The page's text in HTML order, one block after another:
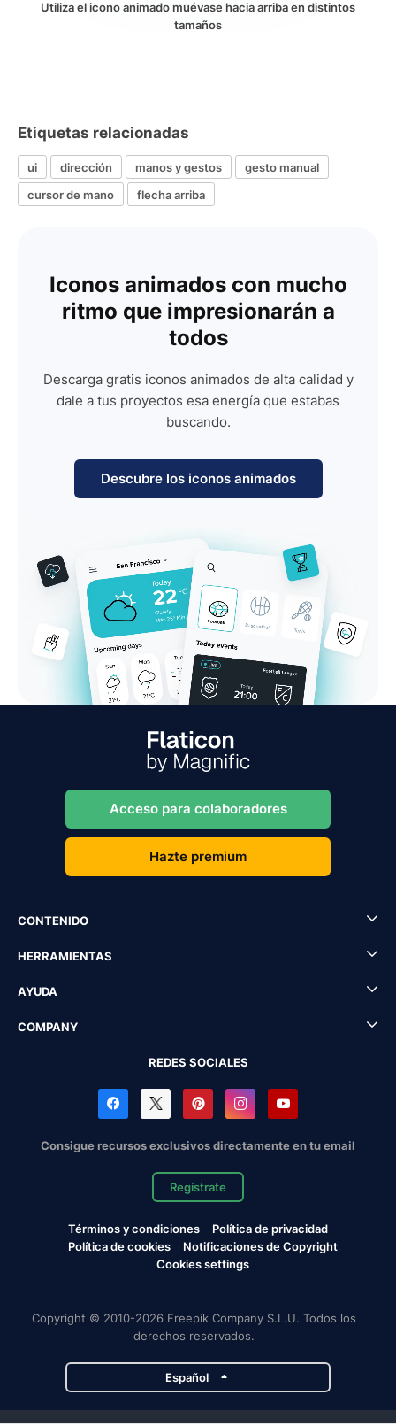
Utiliza el icono animado muévase hacia arriba en distintos
tamaños
Etiquetas relacionadas
ui dirección manos y gestos
gesto manual
cursor de mano
flecha arriba
Iconos animados con mucho
ritmo que impresionarán a
todos
Descarga gratis iconos animados de alta calidad y
dale a tus proyectos esa energía que estabas
buscando.
Descubre los iconos animados
Acceso para colaboradores
Hazte premium
CONTENIDO
HERRAMIENTAS
AYUDA
COMPANY
REDES SOCIALES
Consigue recursos exclusivos directamente en tu email
Regístrate
Términos y condiciones
Política de privacidad
Política de cookies
Notificaciones de Copyright
Cookies settings
Copyright © 2010-2026 Freepik Company S.L.U. Todos los
derechos reservados.
Español